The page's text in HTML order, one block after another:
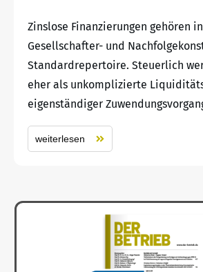
Zinslose Finanzierungen gehören
Gesellschafter- und
Standardrepertoire. Steuerlich
eher als unkomplizierte
eigenständiger
weiterlesen